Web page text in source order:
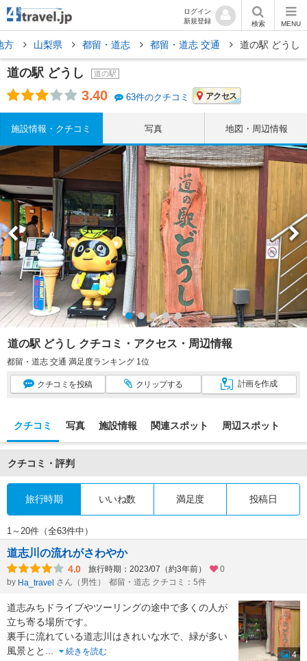
ログイン
新規登録
検索 MENU
方 山梨県 都留・道志 都留・道志 交通 道の駅 どうし
道の駅 どうし 道の駅
3.40 63件のクチコミ アクセス
施設情報・クチコミ 写真 地図・周辺情報
道の駅 どうし クチコミ・アクセス・周辺情報
都留・道志 交通 満足度ランキング 1位
クチコミ を投稿 クリップする 計画を作成
クチコミ 写真 施設情報 関連スポット 周辺スポット
クチコミ・評判
旅行時期 いいね数 満足度 投稿日
1～20件（全63件中）
道志川の流れがさわやか
4.0 旅行時期：2023/07（約3年前）
0
by Ha_travel さん（男性） 都留・道志 クチコミ：5件
道志みちドライブやツーリングの途中で多くの人が
立ち寄る場所です。
裏手に流れている道志川はきれいな水で、緑が多い
風景とと ...
続きを読む
4